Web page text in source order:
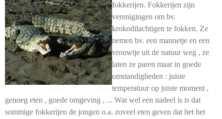
fokkerijen. Fokkerijen zijn
verenigingen om bv.
krokodilachtigen te fokken. Ze
nemen bv. een mannetje en een
vrouwtje uit de natuur weg , ze
laten ze paren maar in goede
omstandigheden : juiste
temperatuur op juiste moment ,
genoeg eten , goede omgeving , ... Wat wel een nadeel is is dat
sommige fokkerijen de jongen o.a. zoveel eten geven dat het het